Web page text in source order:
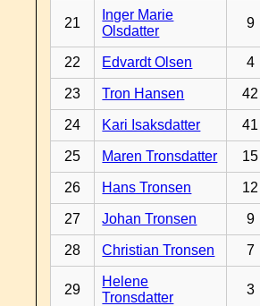
21
Inger Marie
Olsdatter
9
22 Edvardt Olsen 4
23 Tron Hansen 42
24 Kari Isaksdatter 41
25 Maren Tronsdatter 15
26 Hans Tronsen 12
27 Johan Tronsen 9
28 Christian Tronsen 7
29
Helene
Tronsdatter
3